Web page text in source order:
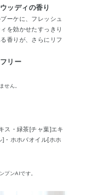
ッディの香り
ーケに、フレッシュ
を効かせたすっきり
香りが、さらにリフ
リー
せん。
ス・緑茶[チャ葉]エキ
・ホホバオイル[ホホ
プンAIです。